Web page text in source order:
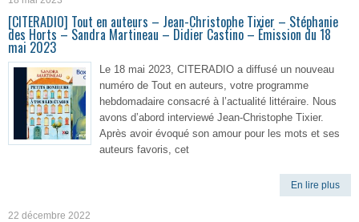
[CITERADIO] Tout en auteurs – Jean-Christophe Tixier – Stéphanie
des Horts – Sandra Martineau – Didier Castino – Émission du 18
mai 2023
Le 18 mai 2023, CITERADIO a diffusé un nouveau
numéro de Tout en auteurs, votre programme
hebdomadaire consacré à l’actualité littéraire. Nous
avons d’abord interviewé Jean-Christophe Tixier.
Après avoir évoqué son amour pour les mots et ses
auteurs favoris, cet
En lire plus
22 décembre 2022